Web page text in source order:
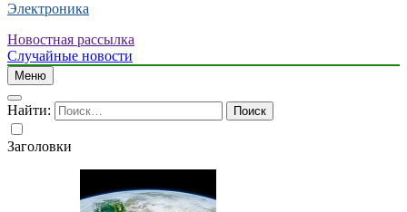
Электроника
Новостная рассылка
Случайные новости
Меню
Найти:
Заголовки